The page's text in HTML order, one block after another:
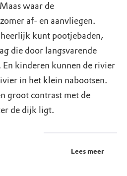
waar de
af- en aanvliegen.
kunt pootjebaden,
die door langsvarende
kinderen kunnen de rivier
in het klein nabootsen.
groot contrast met de
de dijk ligt.
Lees meer